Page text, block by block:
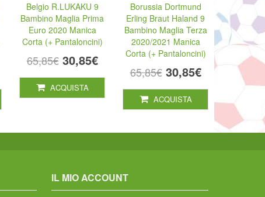
Belgio R.LUKAKU 9
Bambino Maglia Prima
Euro 2020 Manica
Corta (+ Pantaloncini)
65,85€ 30,85€
ACQUISTA
Borussia Dortmund
Erling Braut Haland 9
Bambino Maglia Terza
2020/2021 Manica
Corta (+ Pantaloncini)
65,85€ 30,85€
ACQUISTA
IL MIO ACCOUNT